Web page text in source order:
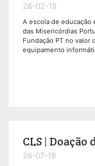
28-02-19
A escola de educação
das Misericórdias
Fundação PT no valor
equipamento
CLS |
26-07-18